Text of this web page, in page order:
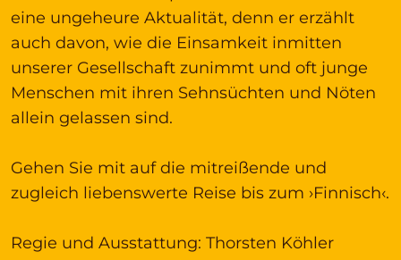
eine ungeheure Aktualität, denn er erzählt
auch davon, wie die Einsamkeit inmitten
unserer Gesellschaft zunimmt und oft junge
Menschen mit ihren Sehnsüchten und Nöten
allein gelassen sind.
Gehen Sie mit auf die mitreißende und
zugleich liebenswerte Reise bis zum ›Finnisch‹.
Regie und Ausstattung: Thorsten Köhler